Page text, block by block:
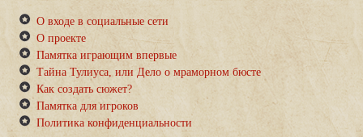
О входе в социальные сети
О проекте
Памятка играющим впервые
Тайна Тулиуса, или Дело о мраморном бюсте
Как создать сюжет?
Памятка для игроков
Политика конфиденциальности